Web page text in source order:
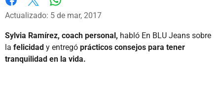
Facebook
X
Actualizado: 5 de mar, 2017
Sylvia Ramírez, coach personal, habló En BLU Jeans sobre
la felicidad y entregó prácticos consejos para tener
tranquilidad en la vida.